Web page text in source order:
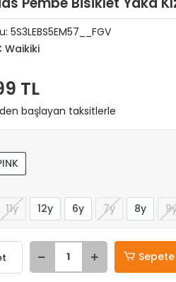
5S3LEBS5EM57__FGV
Waikiki
TL
başlayan taksitlerle
11y 12y 6y 7y 8y